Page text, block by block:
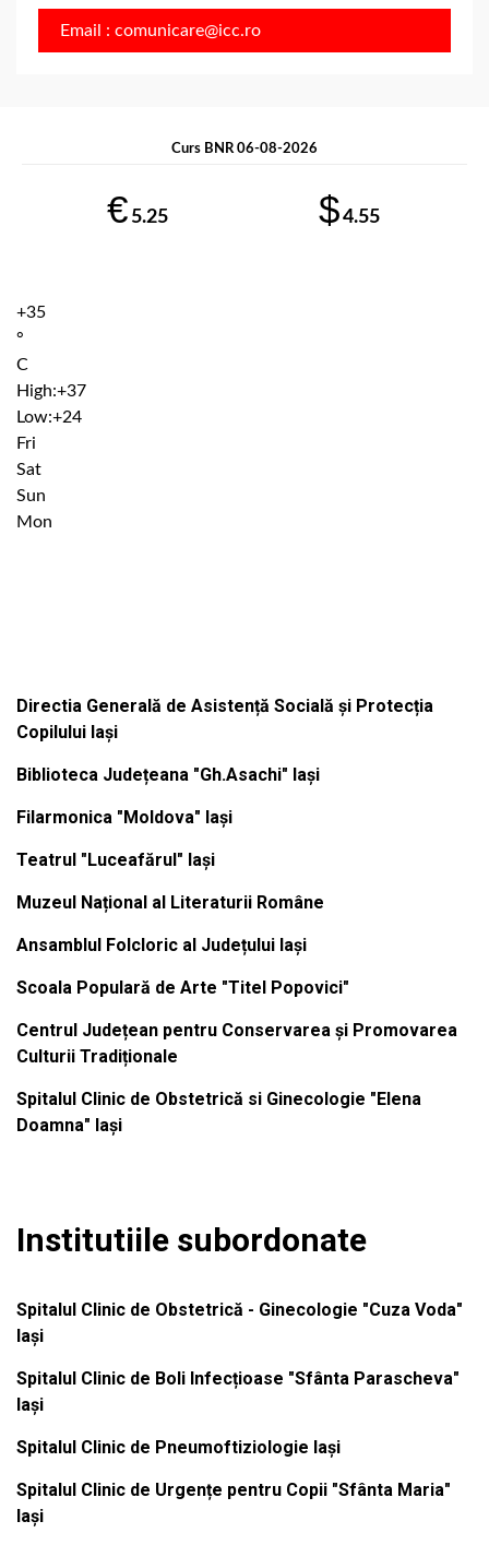
Email : comunicare@icc.ro
Curs BNR 06-08-2026
€ 5.25 $4.55
+35
°
C
High:+37
Low:+24
Fri
Sat
Sun
Mon
Directia Generală de Asistență Socială și Protecția
Copilului Iași
Biblioteca Județeana "Gh.Asachi" Iași
Filarmonica "Moldova" Iași
Teatrul "Luceafărul" Iași
Muzeul Național al Literaturii Române
Ansamblul Folcloric al Județului Iași
Scoala Populară de Arte "Titel Popovici"
Centrul Județean pentru Conservarea și Promovarea
Culturii Tradiționale
Spitalul Clinic de Obstetrică si Ginecologie "Elena
Doamna" Iași
Institutiile subordonate
Spitalul Clinic de Obstetrică - Ginecologie "Cuza Voda"
Iași
Spitalul Clinic de Boli Infecțioase "Sfânta Parascheva"
Iași
Spitalul Clinic de Pneumoftiziologie Iași
Spitalul Clinic de Urgențe pentru Copii "Sfânta Maria"
Iași